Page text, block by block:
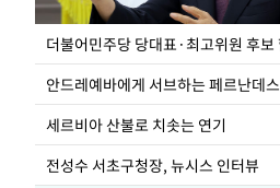
안드레예바에게 서브하는 페르난데스
세르비아 산불로 치솟는 연기
전성수 서초구청장, 뉴시스 인터뷰